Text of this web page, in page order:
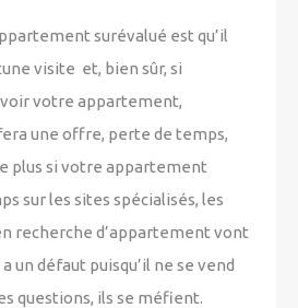
surévalué est qu’il
visite et, bien sûr, si
votre appartement,
une offre, perte de temps,
plus si votre appartement
sur les sites spécialisés, les
recherche d’appartement vont
un défaut puisqu’il ne se vend
questions, ils se méfient.